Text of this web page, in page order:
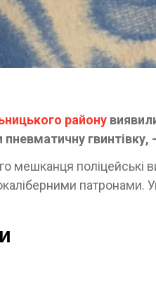
району
пневматичну
мешканця поліцейські
патронами.